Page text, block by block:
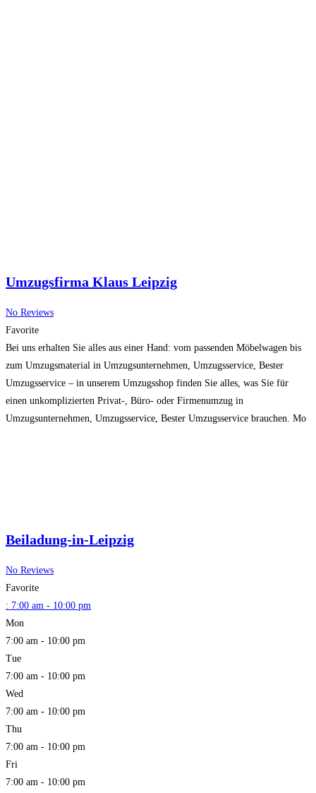
Umzugsfirma Klaus Leipzig
No Reviews
Favorite
Bei uns erhalten Sie alles aus einer Hand: vom passenden Möbelwagen bis
zum Umzugsmaterial in Umzugsunternehmen, Umzugsservice, Bester
Umzugsservice – in unserem Umzugsshop finden Sie alles, was Sie für
einen unkomplizierten Privat-, Büro- oder Firmenumzug in
Umzugsunternehmen, Umzugsservice, Bester Umzugsservice brauchen. Mo
Beiladung-in-Leipzig
No Reviews
Favorite
: 7:00 am - 10:00 pm
Mon
7:00 am - 10:00 pm
Tue
7:00 am - 10:00 pm
Wed
7:00 am - 10:00 pm
Thu
7:00 am - 10:00 pm
Fri
7:00 am - 10:00 pm